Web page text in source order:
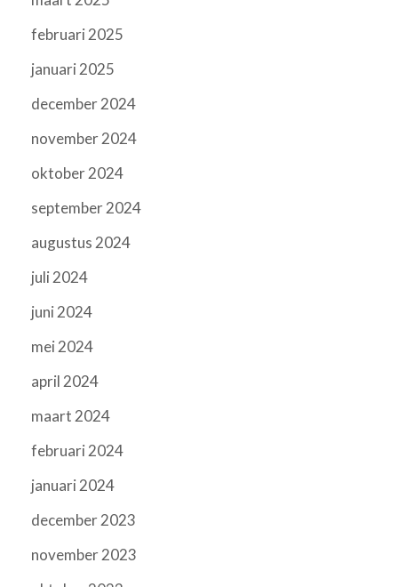
februari 2025
januari 2025
december 2024
november 2024
oktober 2024
september 2024
augustus 2024
juli 2024
juni 2024
mei 2024
april 2024
maart 2024
februari 2024
januari 2024
december 2023
november 2023